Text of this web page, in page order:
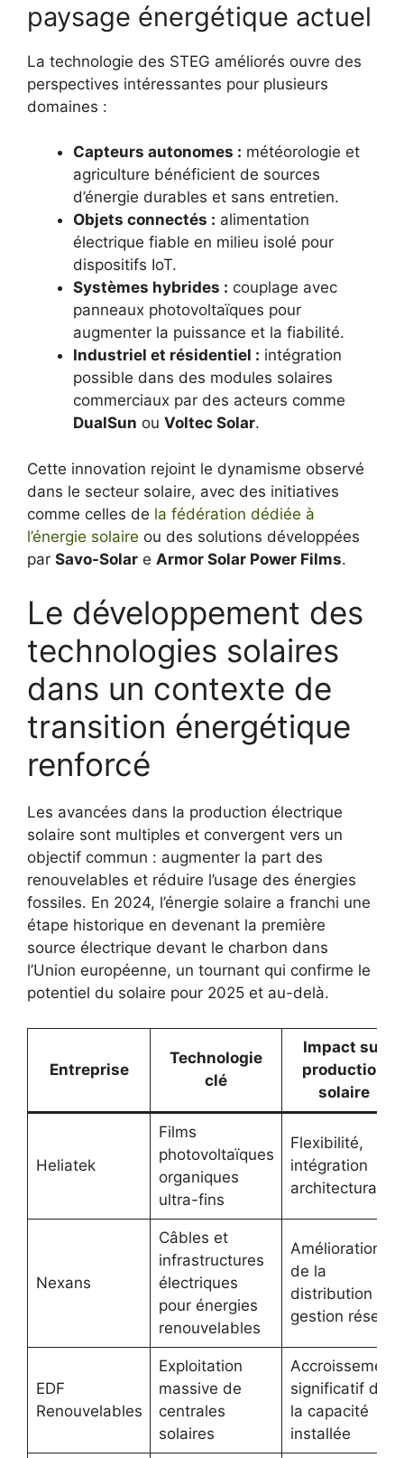
paysage énergétique actuel
La technologie des STEG améliorés ouvre des
perspectives intéressantes pour plusieurs
domaines :
Capteurs autonomes : météorologie et
agriculture bénéficient de sources
d’énergie durables et sans entretien.
Objets connectés : alimentation
électrique fiable en milieu isolé pour
dispositifs IoT.
Systèmes hybrides : couplage avec
panneaux photovoltaïques pour
augmenter la puissance et la fiabilité.
Industriel et résidentiel : intégration
possible dans des modules solaires
commerciaux par des acteurs comme
DualSun ou Voltec Solar.
Cette innovation rejoint le dynamisme observé
dans le secteur solaire, avec des initiatives
comme celles de la fédération dédiée à
l’énergie solaire ou des solutions développées
par Savo-Solar e Armor Solar Power Films.
Le développement des
technologies solaires
dans un contexte de
transition énergétique
renforcé
Les avancées dans la production électrique
solaire sont multiples et convergent vers un
objectif commun : augmenter la part des
renouvelables et réduire l’usage des énergies
fossiles. En 2024, l’énergie solaire a franchi une
étape historique en devenant la première
source électrique devant le charbon dans
l’Union européenne, un tournant qui confirme le
potentiel du solaire pour 2025 et au-delà.
Entreprise
Technologie
clé
Impact sur
production
solaire
Heliatek
Films
photovoltaïques
organiques
ultra-fins
Flexibilité,
intégration
architecturale
Nexans
Câbles et
infrastructures
électriques
pour énergies
renouvelables
Amélioration
de la
distribution et
gestion réseau
EDF
Renouvelables
Exploitation
massive de
centrales
solaires
Accroissement
significatif de
la capacité
installée